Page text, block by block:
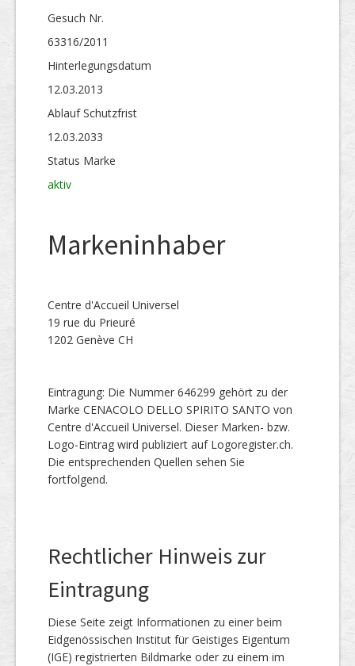
Gesuch Nr.
63316/2011
Hinterlegungs­datum
12.03.2013
Ablauf Schutzfrist
12.03.2033
Status Marke
aktiv
Markeninhaber
Centre d'Accueil Universel
19 rue du Prieuré
1202 Genève CH
Eintragung: Die Nummer 646299 gehört zu der
Marke CENACOLO DELLO SPIRITO SANTO von
Centre d'Accueil Universel. Dieser Marken- bzw.
Logo-Eintrag wird publiziert auf Logoregister.ch.
Die entsprechenden Quellen sehen Sie
fortfolgend.
Rechtlicher Hinweis zur
Eintragung
Diese Seite zeigt Informationen zu einer beim
Eidgenössischen Institut für Geistiges Eigentum
(IGE) registrierten Bildmarke oder zu einem im